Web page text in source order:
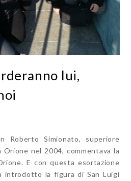
lui,
Roberto Simionato, superiore
Orione nel 2004, commentava la
E con questa esortazione
introdotto la figura di San Luigi